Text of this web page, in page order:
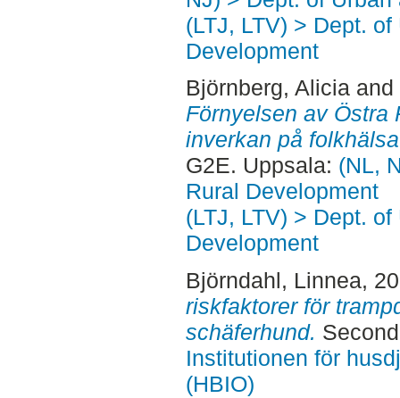
(LTJ, LTV) > Dept.
Development
Björnberg, Aliciaand
Förnyelsen av Östra
inverkan på
G2E. Uppsala: (NL,
Rural Development
(LTJ, LTV) > Dept.
Development
Björndahl, Linnea,
riskfaktorer för
schäferhund.
Institutionen för
(HBIO)